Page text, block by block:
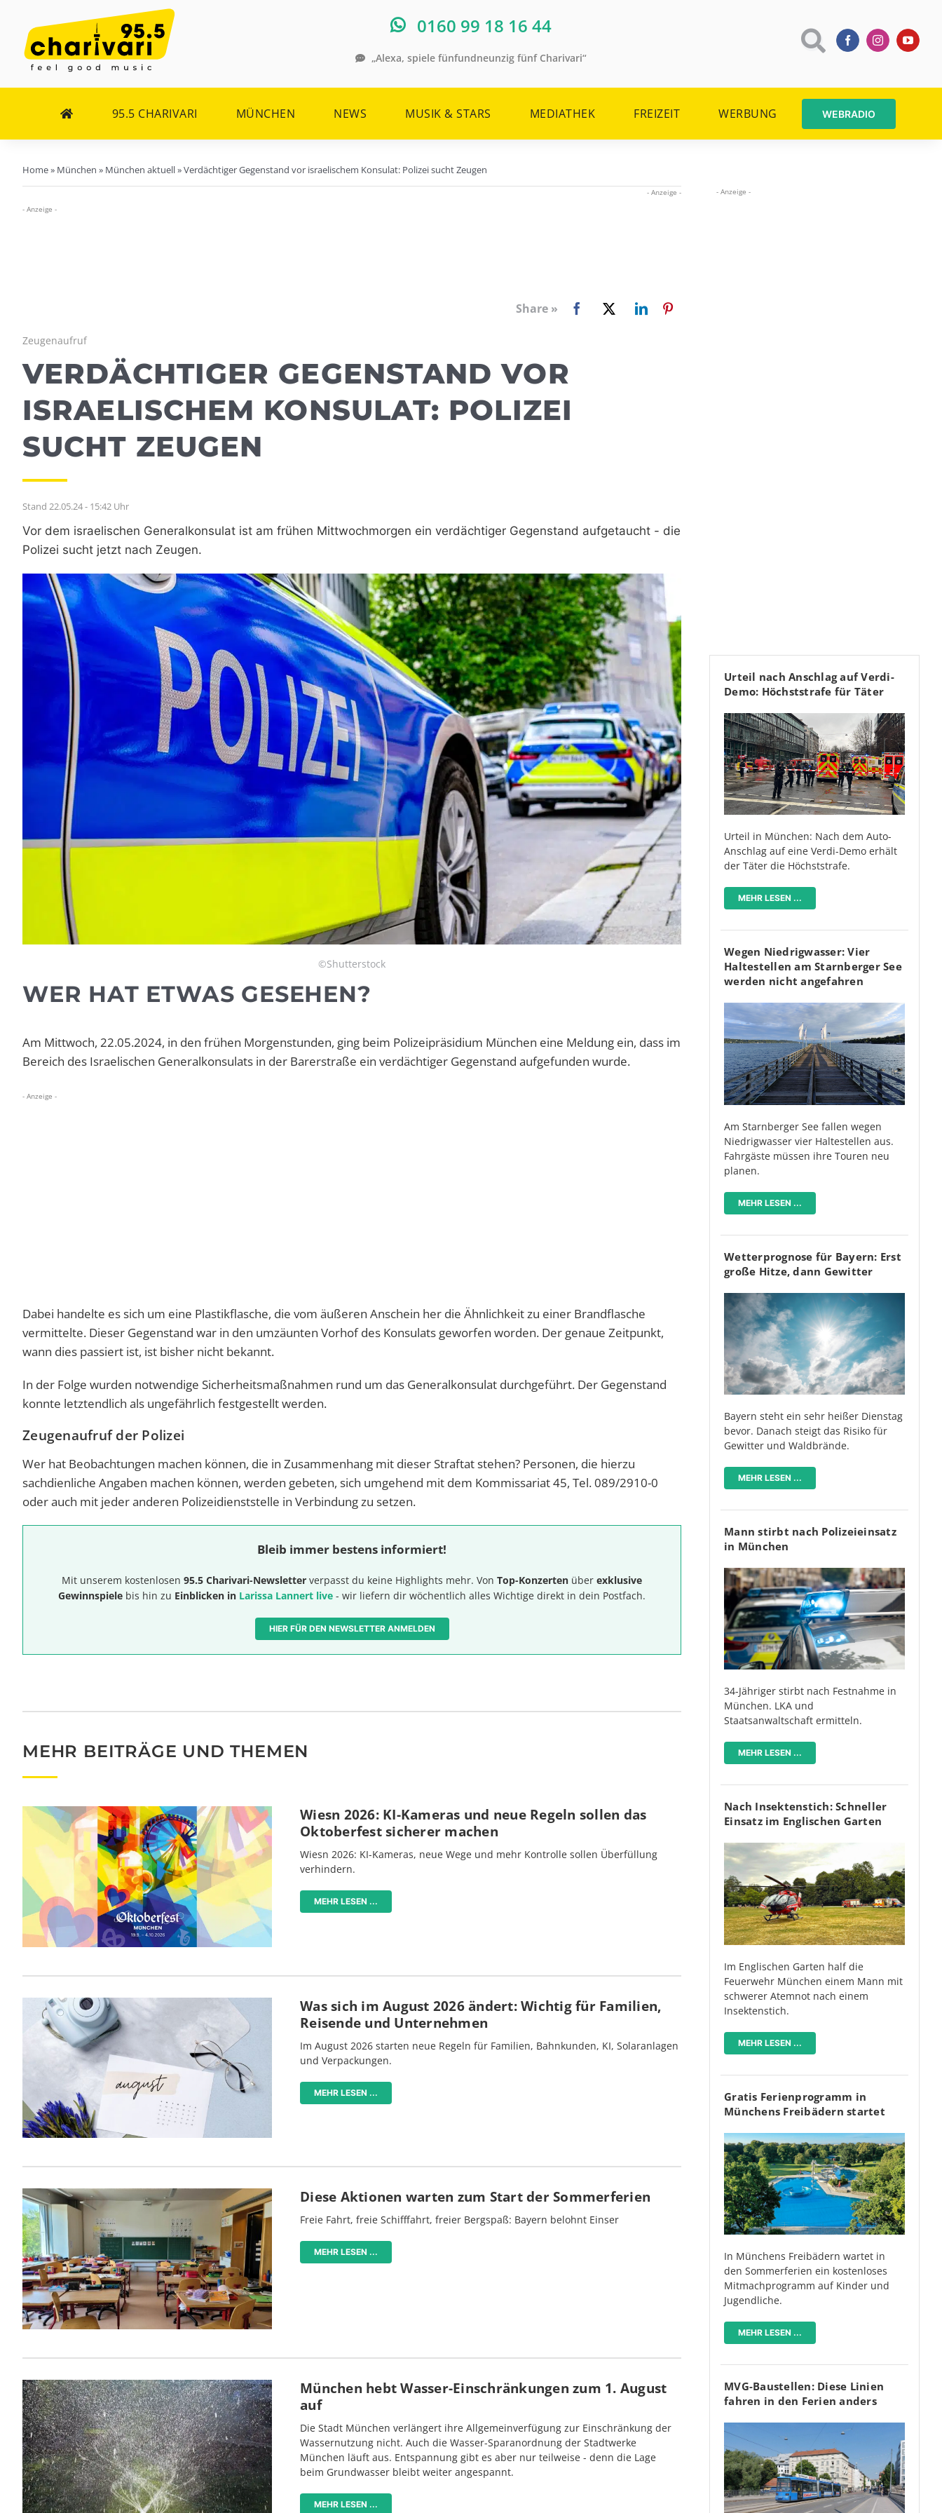
Inhalt
springen
0160 99 18 16 44
„Alexa, spiele fünfundneunzig fünf Charivari“
95.5 CHARIVARI MÜNCHEN NEWS MUSIK & STARS MEDIATHEK FREIZEIT WERBUNG WEBRADIO
Home» München » München aktuell»Verdächtiger Gegenstand vor israelischem Konsulat: Polizei sucht Zeugen
- Anzeige -
- Anzeige -
Share »
Zeugenaufruf
VERDÄCHTIGER GEGENSTAND VOR
ISRAELISCHEM KONSULAT: POLIZEI
SUCHT ZEUGEN
Stand 22.05.24 - 15:42 Uhr
Vor dem israelischen Generalkonsulat ist am frühen Mittwochmorgen ein verdächtiger Gegenstand aufgetaucht - die
Polizei sucht jetzt nach Zeugen.
©Shutterstock
WER HAT ETWAS GESEHEN?
Am Mittwoch, 22.05.2024, in den frühen Morgenstunden, ging beim Polizeipräsidium München eine Meldung ein, dass im
Bereich des Israelischen Generalkonsulats in der Barerstraße ein verdächtiger Gegenstand aufgefunden wurde.
- Anzeige -
Dabei handelte es sich um eine Plastikflasche, die vom äußeren Anschein her die Ähnlichkeit zu einer Brandflasche
vermittelte. Dieser Gegenstand war in den umzäunten Vorhof des Konsulats geworfen worden. Der genaue Zeitpunkt,
wann dies passiert ist, ist bisher nicht bekannt.
In der Folge wurden notwendige Sicherheitsmaßnahmen rund um das Generalkonsulat durchgeführt. Der Gegenstand
konnte letztendlich als ungefährlich festgestellt werden.
Zeugenaufruf der Polizei
Wer hat Beobachtungen machen können, die in Zusammenhang mit dieser Straftat stehen? Personen, die hierzu
sachdienliche Angaben machen können, werden gebeten, sich umgehend mit dem Kommissariat 45, Tel. 089/2910-0
oder auch mit jeder anderen Polizeidienststelle in Verbindung zu setzen.
Bleib immer bestens informiert!
Mit unserem kostenlosen 95.5 Charivari-Newsletter verpasst du keine Highlights mehr. Von Top-Konzerten über exklusive
Gewinnspiele bis hin zu Einblicken in Larissa Lannert live - wir liefern dir wöchentlich alles Wichtige direkt in dein Postfach.
HIER FÜR DEN NEWSLETTER ANMELDEN
MEHR BEITRÄGE UND THEMEN
Wiesn 2026: KI-Kameras und neue Regeln sollen das
Oktoberfest sicherer machen
Wiesn 2026: KI-Kameras, neue Wege und mehr Kontrolle sollen Überfüllung
verhindern.
MEHR LESEN ...
Was sich im August 2026 ändert: Wichtig für Familien,
Reisende und Unternehmen
Im August 2026 starten neue Regeln für Familien, Bahnkunden, KI, Solaranlagen
und Verpackungen.
MEHR LESEN ...
Diese Aktionen warten zum Start der Sommerferien
Freie Fahrt, freie Schifffahrt, freier Bergspaß: Bayern belohnt Einser
MEHR LESEN ...
München hebt Wasser-Einschränkungen zum 1. August
auf
Die Stadt München verlängert ihre Allgemeinverfügung zur Einschränkung der
Wassernutzung nicht. Auch die Wasser-Sparanordnung der Stadtwerke
München läuft aus. Entspannung gibt es aber nur teilweise - denn die Lage
beim Grundwasser bleibt weiter angespannt.
MEHR LESEN ...
- Anzeige -
Urteil nach Anschlag auf Verdi-
Demo: Höchststrafe für Täter
Urteil in München: Nach dem Auto-
Anschlag auf eine Verdi-Demo erhält
der Täter die Höchststrafe.
MEHR LESEN ...
Wegen Niedrigwasser: Vier
Haltestellen am Starnberger See
werden nicht angefahren
Am Starnberger See fallen wegen
Niedrigwasser vier Haltestellen aus.
Fahrgäste müssen ihre Touren neu
planen.
MEHR LESEN ...
Wetterprognose für Bayern: Erst
große Hitze, dann Gewitter
Bayern steht ein sehr heißer Dienstag
bevor. Danach steigt das Risiko für
Gewitter und Waldbrände.
MEHR LESEN ...
Mann stirbt nach Polizeieinsatz
in München
34-Jähriger stirbt nach Festnahme in
München. LKA und
Staatsanwaltschaft ermitteln.
MEHR LESEN ...
Nach Insektenstich: Schneller
Einsatz im Englischen Garten
Im Englischen Garten half die
Feuerwehr München einem Mann mit
schwerer Atemnot nach einem
Insektenstich.
MEHR LESEN ...
Gratis Ferienprogramm in
Münchens Freibädern startet
In Münchens Freibädern wartet in
den Sommerferien ein kostenloses
Mitmachprogramm auf Kinder und
Jugendliche.
MEHR LESEN ...
MVG-Baustellen: Diese Linien
fahren in den Ferien anders